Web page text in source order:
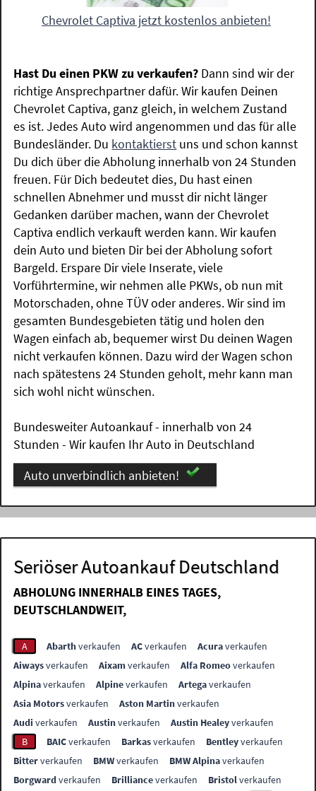
Chevrolet Captiva jetzt kostenlos anbieten!
Hast Du einen PKW zu verkaufen? Dann sind wir der
richtige Ansprechpartner dafür. Wir kaufen Deinen
Chevrolet Captiva, ganz gleich, in welchem Zustand
es ist. Jedes Auto wird angenommen und das für alle
Bundesländer. Du kontaktierst uns und schon kannst
Du dich über die Abholung innerhalb von 24 Stunden
freuen. Für Dich bedeutet dies, Du hast einen
schnellen Abnehmer und musst dir nicht länger
Gedanken darüber machen, wann der Chevrolet
Captiva endlich verkauft werden kann. Wir kaufen
dein Auto und bieten Dir bei der Abholung sofort
Bargeld. Erspare Dir viele Inserate, viele
Vorführtermine, wir nehmen alle PKWs, ob nun mit
Motorschaden, ohne TÜV oder anderes. Wir sind im
gesamten Bundesgebieten tätig und holen den
Wagen einfach ab, bequemer wirst Du deinen Wagen
nicht verkaufen können. Dazu wird der Wagen schon
nach spätestens 24 Stunden geholt, mehr kann man
sich wohl nicht wünschen.
Bundesweiter Autoankauf - innerhalb von 24
Stunden - Wir kaufen Ihr Auto in Deutschland
Auto unverbindlich anbieten!
Seriöser Autoankauf Deutschland
ABHOLUNG INNERHALB EINES TAGES,
DEUTSCHLANDWEIT,
A Abarthverkaufen ACverkaufen Acuraverkaufen
Aiwaysverkaufen Aixamverkaufen Alfa Romeoverkaufen
Alpinaverkaufen Alpineverkaufen Artegaverkaufen
Asia Motorsverkaufen Aston Martinverkaufen
Audi verkaufen Austinverkaufen Austin Healeyverkaufen
B
BAICverkaufen Barkasverkaufen Bentleyverkaufen
Bitterverkaufen BMWverkaufen BMW Alpinaverkaufen
Borgwardverkaufen Brillianceverkaufen Bristolverkaufen